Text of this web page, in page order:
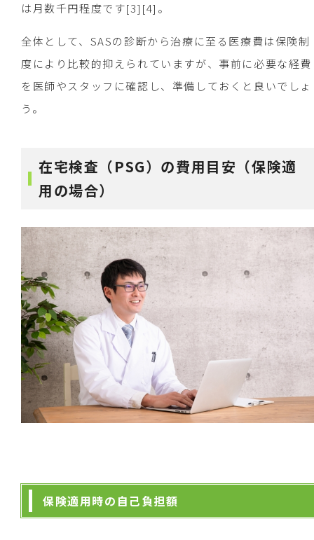
は月数千円程度です[3][4]。
全体として、SASの診断から治療に至る医療費は保険制
度により比較的抑えられていますが、事前に必要な経費
を医師やスタッフに確認し、準備しておくと良いでしょ
う。
在宅検査（PSG）の費用目安（保険適
用の場合）
保険適用時の自己負担額